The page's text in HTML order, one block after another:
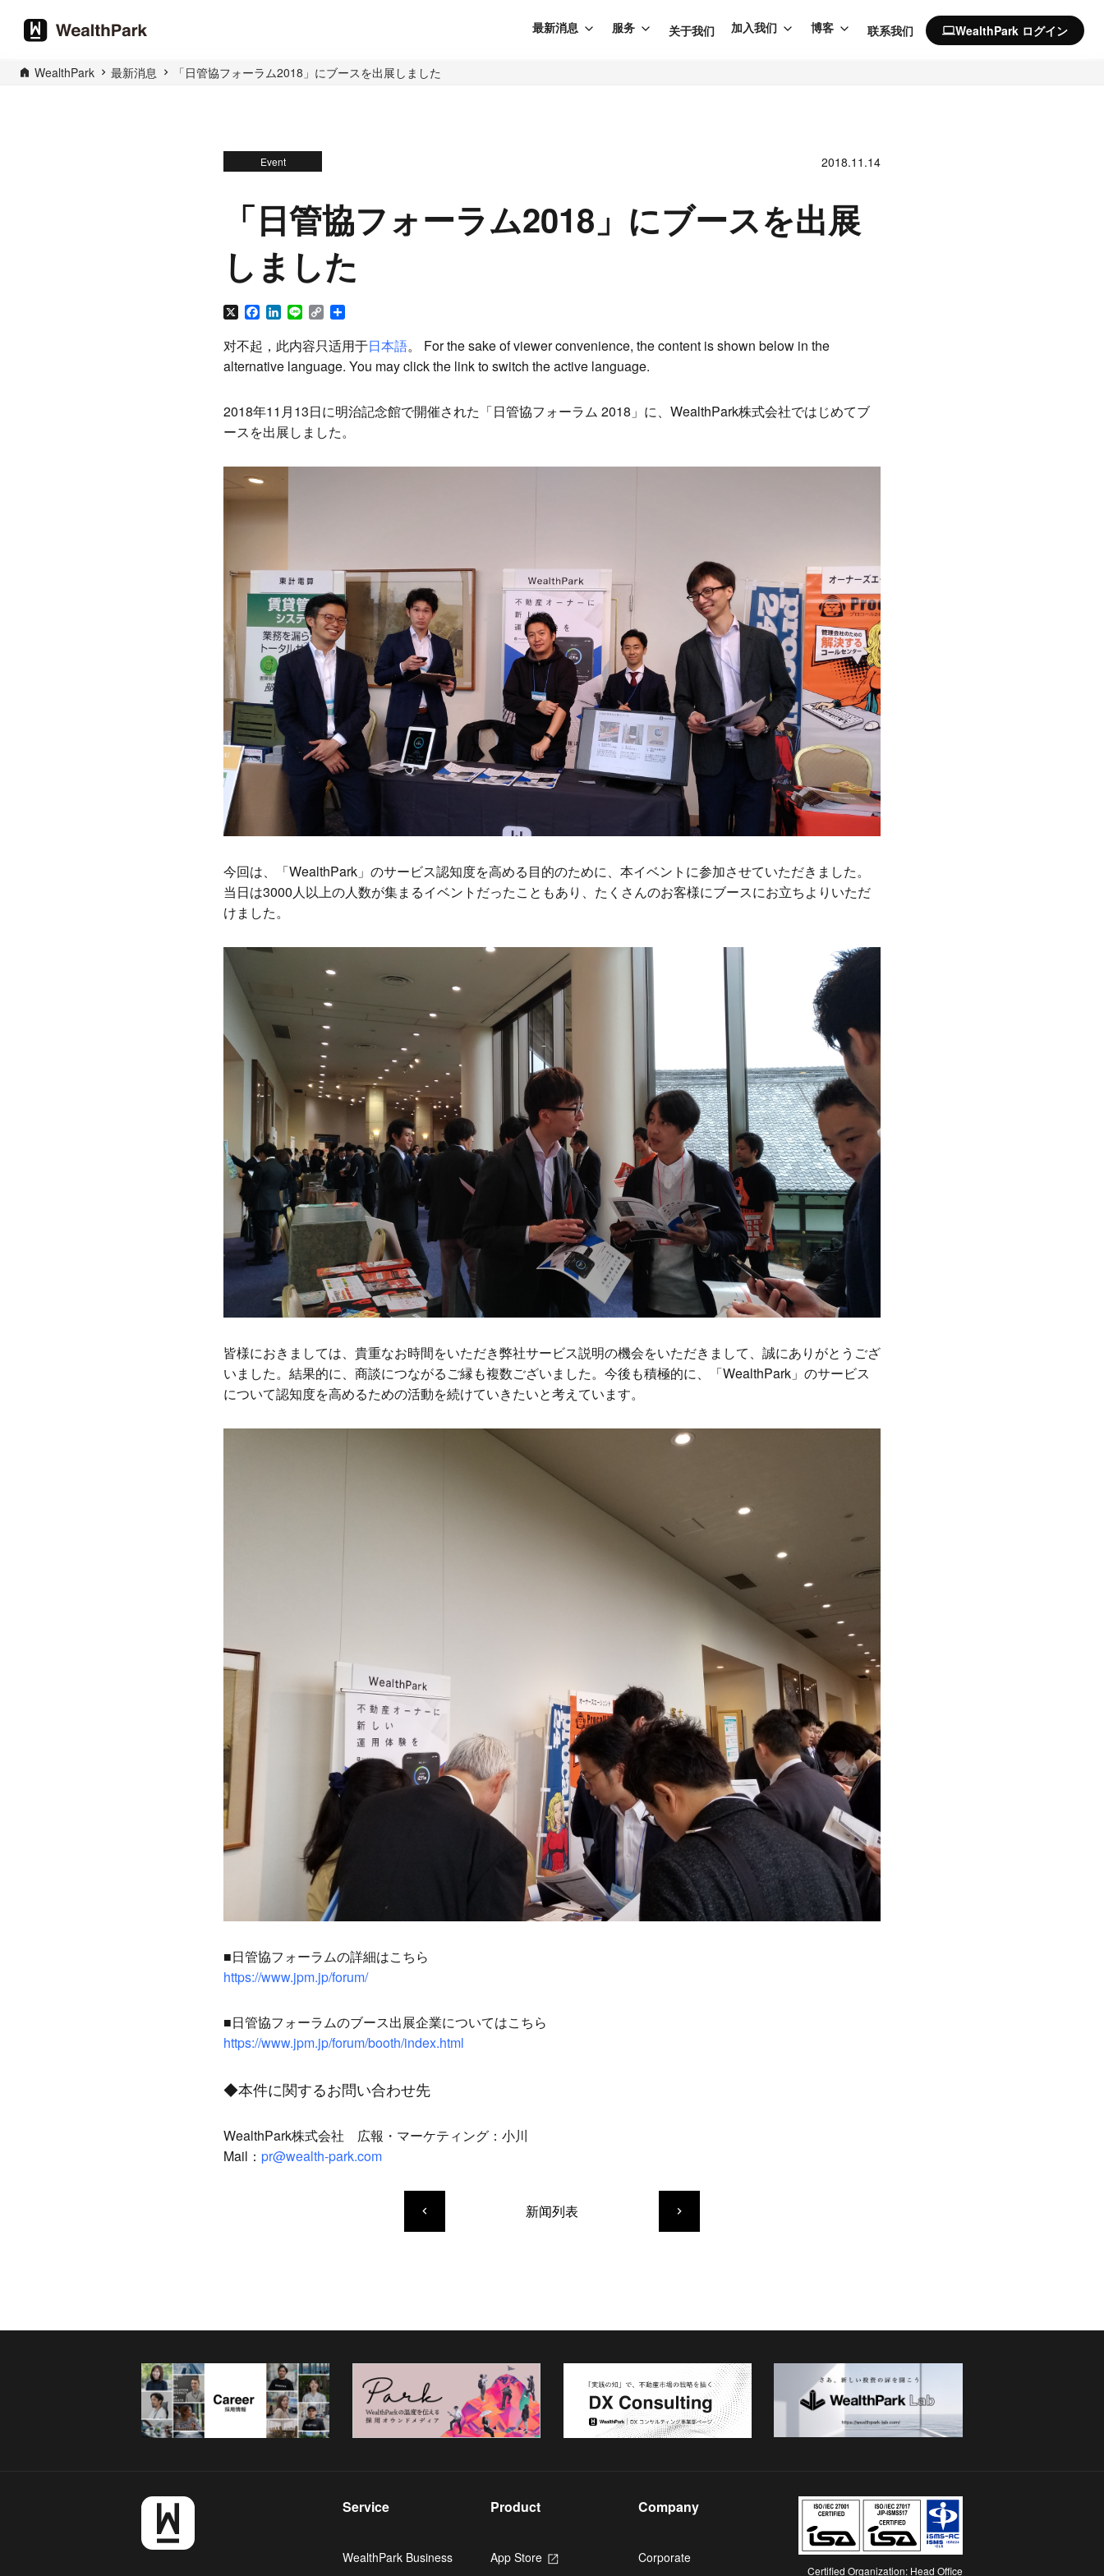
最新消息 服务 关于我们 加入我们 博客 联系我们 computerWealthPark ログイン
WealthPark 最新消息 「日管協フォーラム2018」にブースを出展しました
Event 2018.11.14
「日管協フォーラム2018」にブースを出展
しました
X Facebook
LinkedIn
Line Copy
对不起，此内容只适用于日本語。 For the sake of viewer convenience, the content is shown below in the
alternative language. You may click the link to switch the active language.
2018年11月13日に明治記念館で開催された「日管協フォーラム 2018」に、WealthPark株式会社ではじめてブ
ースを出展しました。
今回は、「WealthPark」のサービス認知度を高める目的のために、本イベントに参加させていただきました。
当日は3000人以上の人数が集まるイベントだったこともあり、たくさんのお客様にブースにお立ちよりいただ
けました。
皆様におきましては、貴重なお時間をいただき弊社サービス説明の機会をいただきまして、誠にありがとうござ
いました。結果的に、商談につながるご縁も複数ございました。今後も積極的に、「WealthPark」のサービス
について認知度を高めるための活動を続けていきたいと考えています。
■日管協フォーラムの詳細はこちら
https://www.jpm.jp/forum/
■日管協フォーラムのブース出展企業についてはこちら
https://www.jpm.jp/forum/booth/index.html
◆本件に関するお問い合わせ先
WealthPark株式会社 広報・マーケティング：小川
Mail： pr@wealth-park.com
keyboard_arrow_left 新闻列表 keyboard_arrow_right
Service
WealthPark Business
Product
App Store
Company
Corporate
Certified Organization: Head Office